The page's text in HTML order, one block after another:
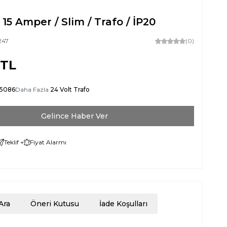
Amper / Slim / Trafo / İP20
(0)
Daha Fazla 24 Volt Trafo
Gelince Haber Ver
Teklif + Fiyat Alarmı
Öneri Kutusu İade Koşulları